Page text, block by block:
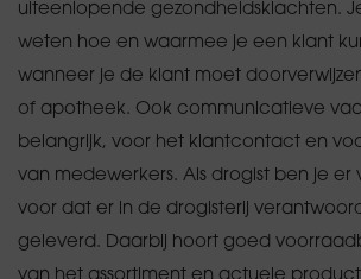
uiteenlopende gezondheidsklachten.
weten hoe en waarmee je een klant
wanneer je de klant moet
of apotheek. Ook communicatieve
belangrijk, voor het klantcontact en
van medewerkers. Als drogist ben je er
voor dat er in de drogisterij
geleverd. Daarbij hoort goed